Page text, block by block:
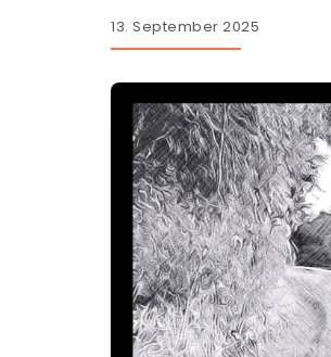
13. September 2025